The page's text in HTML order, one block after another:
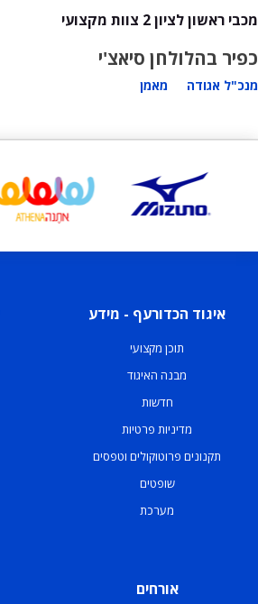
מכבי ראשון לציון 2 צוות מקצועי
כפיר בהלול
מנכ"ל אגודה
חן סיאצ'י
מאמן
איגוד הכדורעף - מידע
תוכן מקצועי
מבנה האיגוד
חדשות
מדיניות פרטיות
תקנונים פרוטוקולים וטפסים
שופטים
מערכת
אורחים